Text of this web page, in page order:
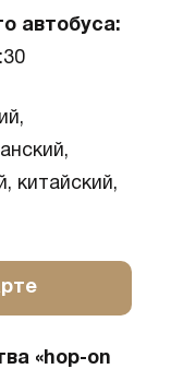
автобуса:
китайский,
«hop-on